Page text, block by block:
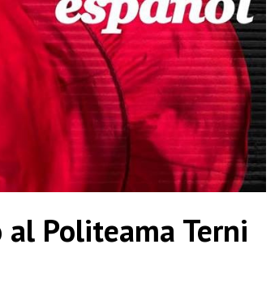
Politeama Terni